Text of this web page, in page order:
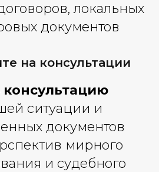
локальных
документов
на консультации
консультацию
ситуации и
документов
мирного
и судебного